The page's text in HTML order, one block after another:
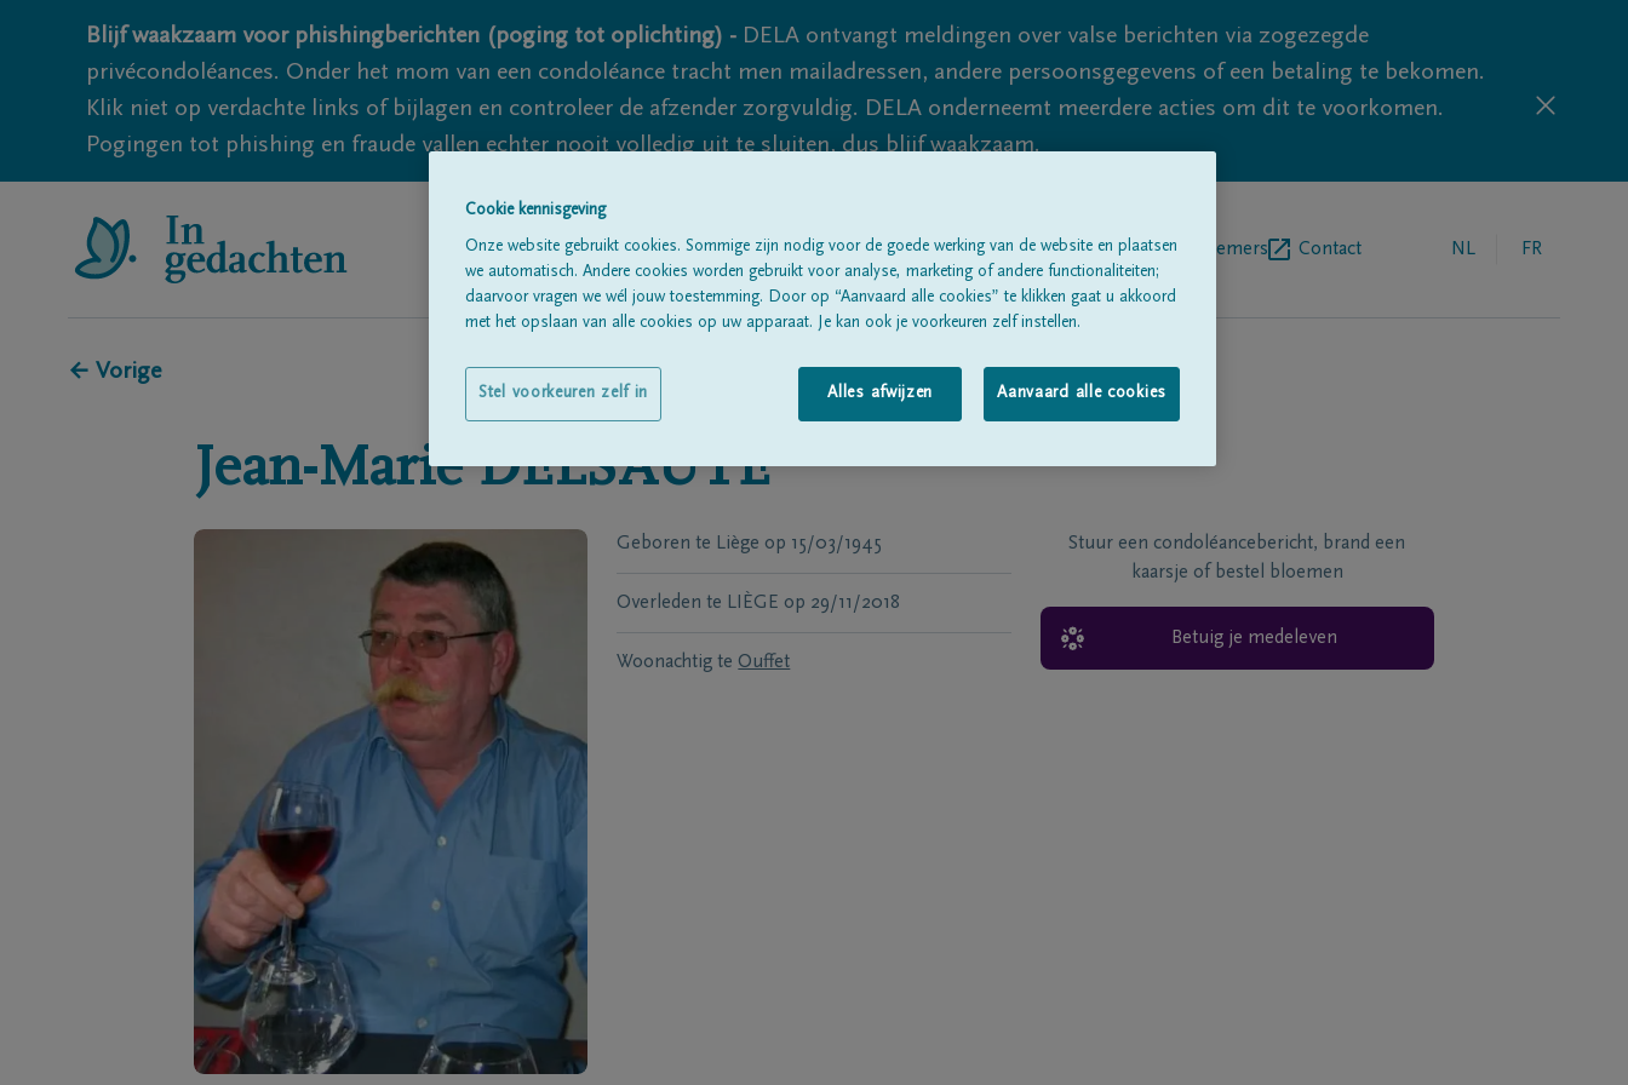
Blijf waakzaam voor phishingberichten (poging tot oplichting) - DELA ontvangt meldingen over valse berichten via zogezegde
privécondoléances. Onder het mom van een condoléance tracht men mailadressen, andere persoonsgegevens of een betaling te bekomen.
Klik niet op verdachte links of bijlagen en controleer de afzender zorgvuldig. DELA onderneemt meerdere acties om dit te voorkomen.
Pogingen tot phishing en fraude vallen echter nooit volledig uit te sluiten, dus blijf waakzaam.
Alle rouwberichtenOver onsBegrafenisondernemers Contact NL FR
← Vorige
Jean-Marie DELSAUTE
Geboren te Liège op 15/03/1945
Overleden te LIÈGE op 29/11/2018
Woonachtig te Ouffet
Stuur een condoléancebericht, brand een
kaarsje of bestel bloemen
Betuig je medeleven
Cookie kennisgeving
Onze website gebruikt cookies. Sommige zijn nodig voor de goede werking van de website en plaatsen
we automatisch. Andere cookies worden gebruikt voor analyse, marketing of andere functionaliteiten;
daarvoor vragen we wél jouw toestemming. Door op “Aanvaard alle cookies” te klikken gaat u akkoord
met het opslaan van alle cookies op uw apparaat. Je kan ook je voorkeuren zelf instellen.
Alles afwijzen Aanvaard alle cookies
Stel voorkeuren zelf in